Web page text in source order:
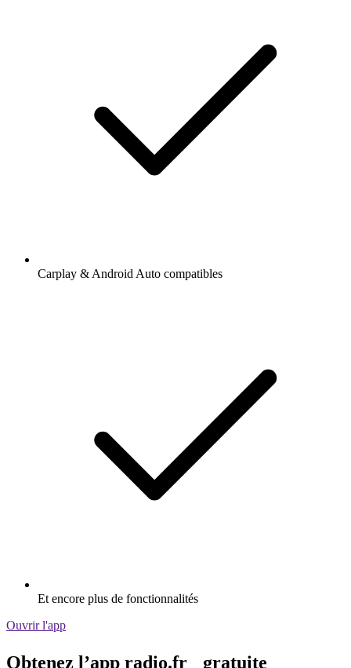
Carplay & Android Auto compatibles
Et encore plus de fonctionnalités
Ouvrir l'app
Obtenez l’app radio.fr gratuite